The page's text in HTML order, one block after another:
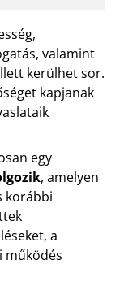
valamint
kerülhet sor.
kapjanak
egy
, amelyen
korábbi
a
működés